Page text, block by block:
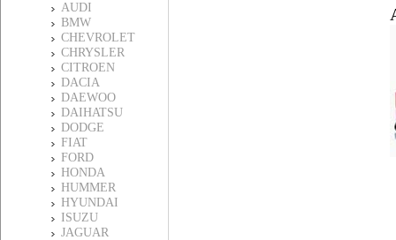
AUDI
BMW
CHEVROLET
CHRYSLER
CITROEN
DACIA
DAEWOO
DAIHATSU
DODGE
FIAT
FORD
HONDA
HUMMER
HYUNDAI
ISUZU
JAGUAR